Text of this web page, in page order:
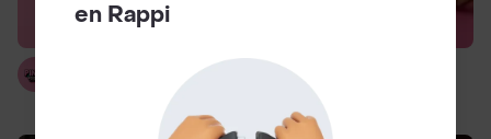
$ 7000
en Rappi